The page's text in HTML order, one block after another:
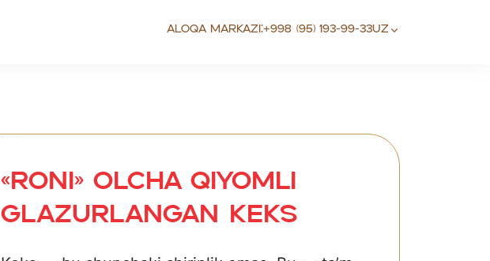
Aloqa markazi:+998 (95) 193-99-33UZ
«RONI» Olcha qiyomli
glazurlangan keks